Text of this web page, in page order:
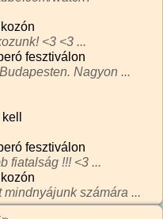
<3 <3 ...
fesztiválon
Nagyon ...
fesztiválon
fiatalság !!! <3 ...
számára ...